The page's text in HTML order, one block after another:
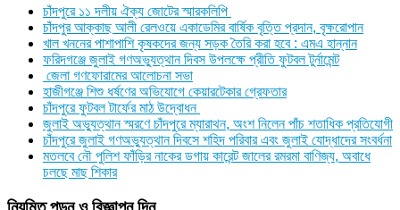
চাঁদপুরে ১১ দলীয় ঐক্য জোটের স্মারকলিপি
চাঁদপুর আক্কাছ আলী রেলওয়ে একাডেমির বার্ষিক বৃত্তি প্রদান, বৃক্ষরোপান
খাল খননের পাশাপাশি কৃষকদের জন্য সড়ক তৈরি করা হবে : এমএ হান্নান
ফরিদগঞ্জে জুলাই গণঅভ্যুত্থান দিবস উপলক্ষে প্রীতি ফুটবল টুর্নামেন্ট
জেলা গণফোরামের আলোচনা সভা
হাজীগঞ্জে শিশু ধর্ষণের অভিযোগে কেয়ারটেকার গ্রেফতার
চাঁদপুরে ফুটবল টার্ফের মাঠ উদ্বোধন
জুলাই অভ্যুত্থান স্মরণে চাঁদপুরে ম্যারাথন, অংশ নিলেন পাঁচ শতাধিক প্রতিযোগী
চাঁদপুরে জুলাই গণঅভ্যুত্থান দিবসে শহিদ পরিবার এবং জুলাই যোদ্ধাদের সংবর্ধনা
মতলবে নৌ পুলিশ ফাঁড়ির নাকের ডগায় কারেন্ট জালের রমরমা বাণিজ্য, অবাধে
চলছে মাছ শিকার